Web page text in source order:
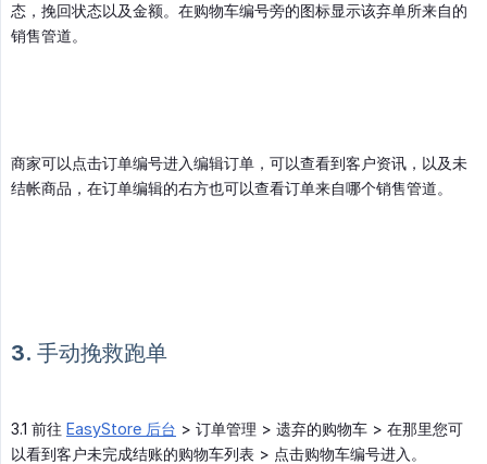
态，挽回状态以及金额。在购物车编号旁的图标显示该弃单所来自的
销售管道。
商家可以点击订单编号进入编辑订单，可以查看到客户资讯，以及未
结帐商品，在订单编辑的右方也可以查看订单来自哪个销售管道。
3. 手动挽救跑单
3.1 前往 EasyStore 后台 > 订单管理 > 遗弃的购物车 > 在那里您可
以看到客户未完成结账的购物车列表 > 点击购物车编号进入。